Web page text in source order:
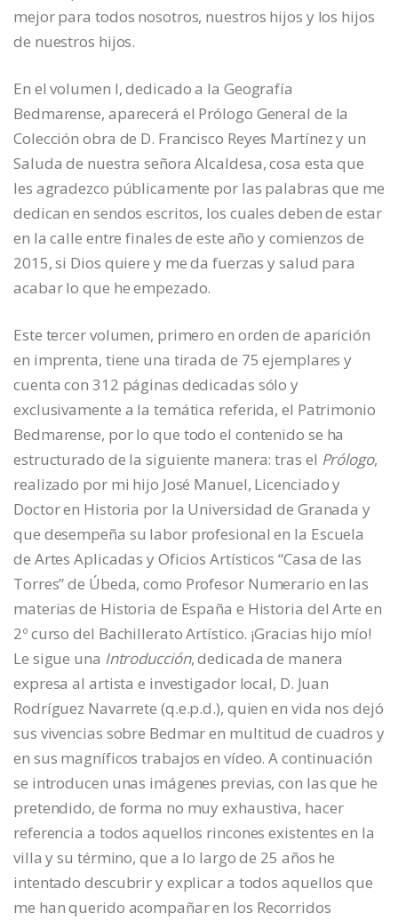
mejor para todos nosotros, nuestros hijos y los hijos
de nuestros hijos.
En el volumen I, dedicado a la Geografía
Bedmarense, aparecerá el Prólogo General de la
Colección obra de D. Francisco Reyes Martínez y un
Saluda de nuestra señora Alcaldesa, cosa esta que
les agradezco públicamente por las palabras que me
dedican en sendos escritos, los cuales deben de estar
en la calle entre finales de este año y comienzos de
2015, si Dios quiere y me da fuerzas y salud para
acabar lo que he empezado.
Este tercer volumen, primero en orden de aparición
en imprenta, tiene una tirada de 75 ejemplares y
cuenta con 312 páginas dedicadas sólo y
exclusivamente a la temática referida, el Patrimonio
Bedmarense, por lo que todo el contenido se ha
estructurado de la siguiente manera: tras el Prólogo,
realizado por mi hijo José Manuel, Licenciado y
Doctor en Historia por la Universidad de Granada y
que desempeña su labor profesional en la Escuela
de Artes Aplicadas y Oficios Artísticos “Casa de las
Torres” de Úbeda, como Profesor Numerario en las
materias de Historia de España e Historia del Arte en
2º curso del Bachillerato Artístico. ¡Gracias hijo mío!
Le sigue una Introducción, dedicada de manera
expresa al artista e investigador local, D. Juan
Rodríguez Navarrete (q.e.p.d.), quien en vida nos dejó
sus vivencias sobre Bedmar en multitud de cuadros y
en sus magníficos trabajos en vídeo. A continuación
se introducen unas imágenes previas, con las que he
pretendido, de forma no muy exhaustiva, hacer
referencia a todos aquellos rincones existentes en la
villa y su término, que a lo largo de 25 años he
intentado descubrir y explicar a todos aquellos que
me han querido acompañar en los Recorridos